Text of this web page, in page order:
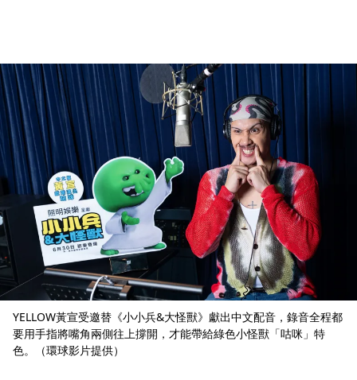
YELLOW黃宣受邀替《小小兵&大怪獸》獻出中文配音，錄音全程都
要用手指將嘴角兩側往上撐開，才能帶給綠色小怪獸「咕咪」特
色。（環球影片提供）